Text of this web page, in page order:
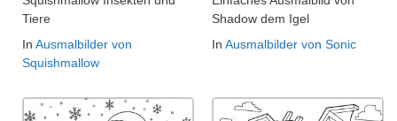
Tiere
In Ausmalbilder von
Squishmallow
Shadow dem Igel
In Ausmalbilder von Sonic